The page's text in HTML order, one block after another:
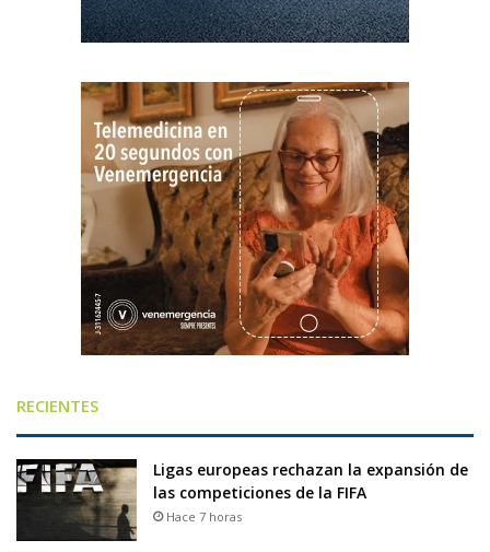
RECIENTES
Ligas europeas rechazan la expansión de
las competiciones de la FIFA
Hace 7 horas